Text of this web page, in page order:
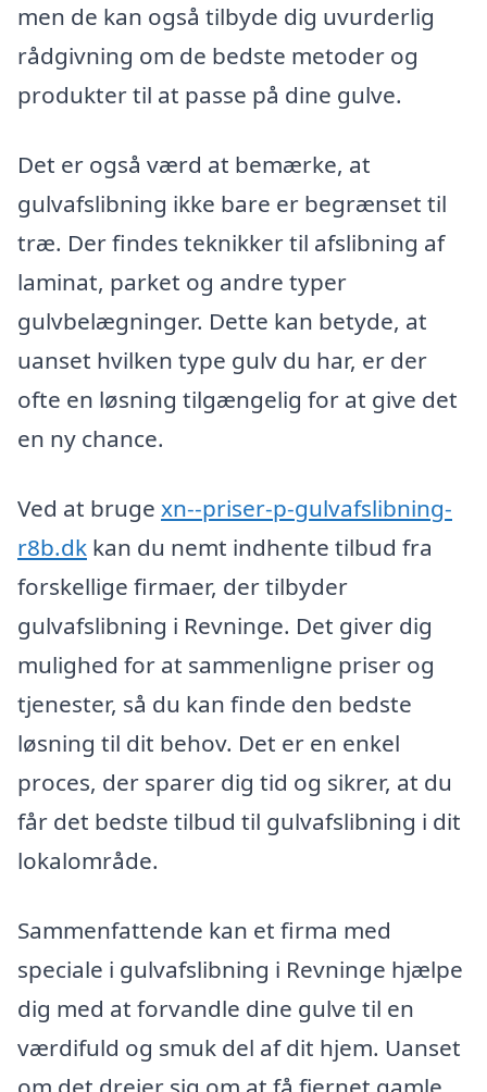
men de kan også tilbyde dig uvurderlig
rådgivning om de bedste metoder og
produkter til at passe på dine gulve.
Det er også værd at bemærke, at
gulvafslibning ikke bare er begrænset til
træ. Der findes teknikker til afslibning af
laminat, parket og andre typer
gulvbelægninger. Dette kan betyde, at
uanset hvilken type gulv du har, er der
ofte en løsning tilgængelig for at give det
en ny chance.
Ved at bruge xn--priser-p-gulvafslibning-
r8b.dk kan du nemt indhente tilbud fra
forskellige firmaer, der tilbyder
gulvafslibning i Revninge. Det giver dig
mulighed for at sammenligne priser og
tjenester, så du kan finde den bedste
løsning til dit behov. Det er en enkel
proces, der sparer dig tid og sikrer, at du
får det bedste tilbud til gulvafslibning i dit
lokalområde.
Sammenfattende kan et firma med
speciale i gulvafslibning i Revninge hjælpe
dig med at forvandle dine gulve til en
værdifuld og smuk del af dit hjem. Uanset